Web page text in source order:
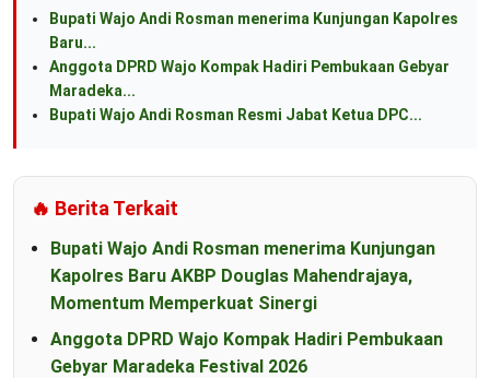
Bupati Wajo Andi Rosman menerima Kunjungan Kapolres
Baru...
Anggota DPRD Wajo Kompak Hadiri Pembukaan Gebyar
Maradeka...
Bupati Wajo Andi Rosman Resmi Jabat Ketua DPC...
🔥 Berita Terkait
Bupati Wajo Andi Rosman menerima Kunjungan
Kapolres Baru AKBP Douglas Mahendrajaya,
Momentum Memperkuat Sinergi
Anggota DPRD Wajo Kompak Hadiri Pembukaan
Gebyar Maradeka Festival 2026